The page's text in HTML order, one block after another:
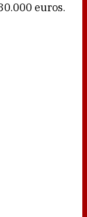
euros.